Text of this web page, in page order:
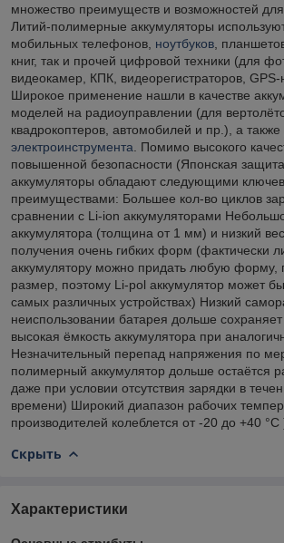
множество преимуществ и возможностей
Литий-полимерные аккумуляторы
мобильных телефонов, ноутбуков ,
книг, так и прочей цифровой техники (для
видеокамер, КПК, видеорегистраторов, GPS-
Широкое применение нашли в качестве
моделей на радиоуправлении (для
квадрокоптеров, автомобилей и пр.), а также
электроинструмента . Помимо высокого
повышенной безопасности (Японская
аккумуляторы обладают следующими
преимуществами: Большее кол-во циклов
сравнении с Li-ion аккумуляторами
аккумулятора (толщина от 1 мм) и низкий
получения очень гибких форм (фактически
аккумулятору можно придать любую форму,
размер, поэтому Li-pol аккумулятор может
самых различных устройствах) Низкий
неиспользовании батарея дольше
высокая ёмкость аккумулятора при
Незначительный перепад напряжения по
полимерный аккумулятор дольше остаётся
даже при условии отсутствия зарядки в
времени) Широкий диапазон рабочих
производителей колеблется от -20 до +40 °C
Скрыть
Характеристики